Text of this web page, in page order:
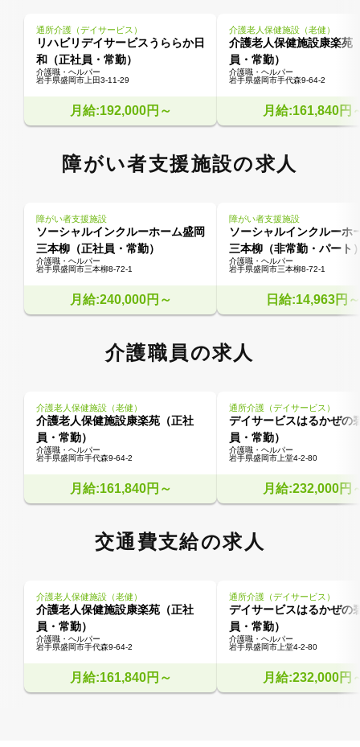
通所介護（デイサービス）
リハビリデイサービスうららか日
和（正社員・常勤）
介護職・ヘルパー
岩手県盛岡市上田3-11-29
月給:192,000円～
介護老人保健施設（老健）
介護老人保健施設康楽苑
員・常勤）
介護職・ヘルパー
岩手県盛岡市手代森9-64-2
月給:161,840円
障がい者支援施設の求人
障がい者支援施設
ソーシャルインクルーホーム盛岡
三本柳（正社員・常勤）
介護職・ヘルパー
岩手県盛岡市三本柳8-72-1
月給:240,000円～
障がい者支援施設
ソーシャルインクルーホ
三本柳（非常勤・パート
介護職・ヘルパー
岩手県盛岡市三本柳8-72-1
日給:14,963円～
介護職員の求人
介護老人保健施設（老健）
介護老人保健施設康楽苑（正社
員・常勤）
介護職・ヘルパー
岩手県盛岡市手代森9-64-2
月給:161,840円～
通所介護（デイサービス）
デイサービスはるかぜの
員・常勤）
介護職・ヘルパー
岩手県盛岡市上堂4-2-80
月給:232,000円
交通費支給の求人
介護老人保健施設（老健）
介護老人保健施設康楽苑（正社
員・常勤）
介護職・ヘルパー
岩手県盛岡市手代森9-64-2
月給:161,840円～
通所介護（デイサービス）
デイサービスはるかぜの
員・常勤）
介護職・ヘルパー
岩手県盛岡市上堂4-2-80
月給:232,000円